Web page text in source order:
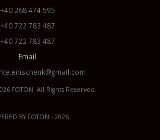
+40 268 474 595
+40 722 783 487
+40 722 783 487
Email
FOTON . All Rights Reserved.
BY FOTON - 2026